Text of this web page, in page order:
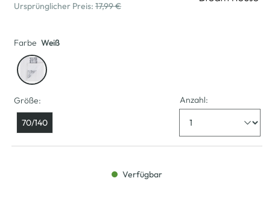
Ursprünglicher Preis: 17,99 €
Farbe Weiß
Größe:
70/140
Anzahl:
Verfügbar